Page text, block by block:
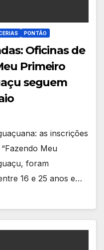
PONTÃO
Oficinas de
Primeiro
seguem
as inscrições
Meu
foram
16 e 25 anos e…